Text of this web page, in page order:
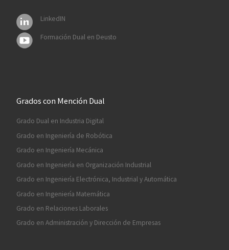
LinkedIN
Formación Dual en Deusto
Grados con Mención Dual
Grado Dual en Industria Digital
Grado en Ingeniería de Robótica
Grado en Ingeniería Mecánica
Grado en Ingeniería en Organización Industrial
Grado en Ingeniería Electrónica, Industrial y Automática
Grado en Ingeniería Matemática
Grado en Relaciones Laborales
Grado en Administración y Dirección de Empresas